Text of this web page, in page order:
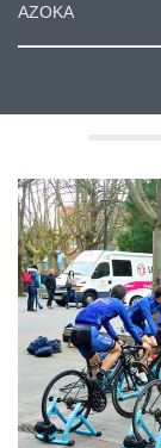
AZOKA